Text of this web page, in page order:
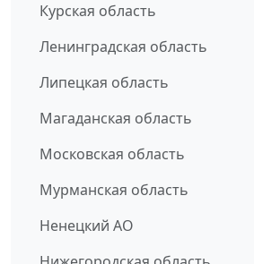
Курская область
Ленинградская область
Липецкая область
Магаданская область
Московская область
Мурманская область
Ненецкий АО